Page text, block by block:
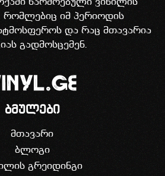
წარმოებული ვინილის
რომლებიც იმ პერიოდის
და რაც მთავარია
გადმოსცემენ.
ბმულები
მთავარი
ბლოგი
გრეიდინგი